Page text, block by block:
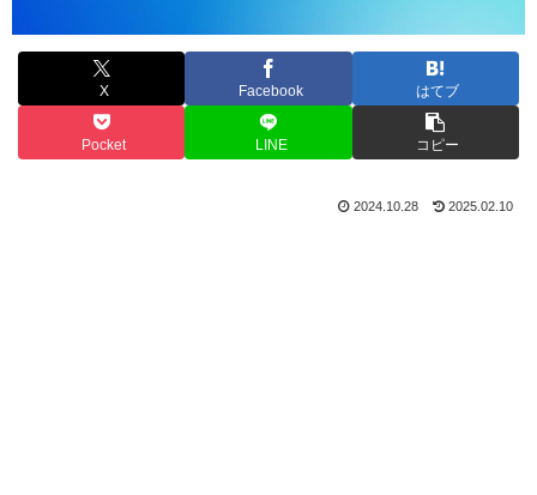
X Facebook はてブ
Pocket LINE コピー
2024.10.28 2025.02.10